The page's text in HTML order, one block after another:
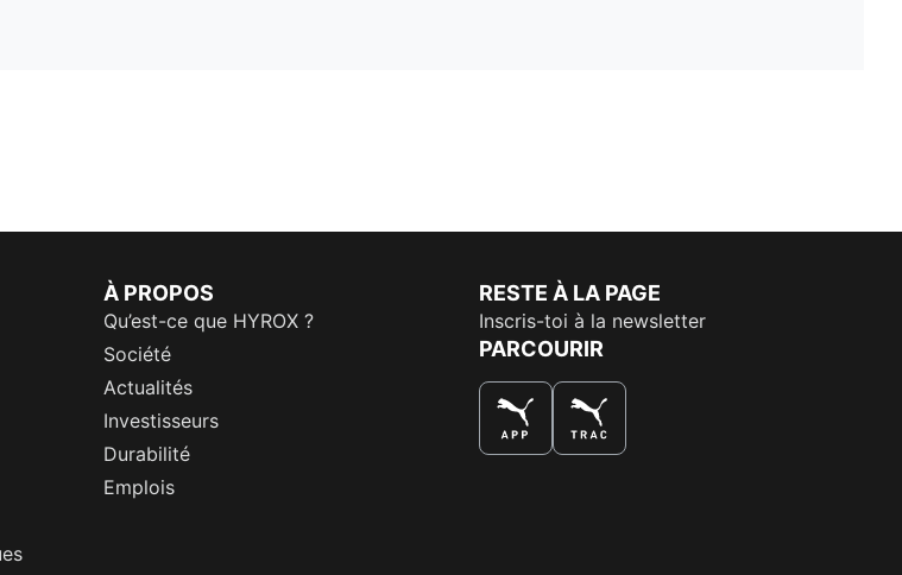
À PROPOS
Qu’est-ce que HYROX ?
Société
Actualités
Investisseurs
Durabilité
Emplois
RESTE À LA PAGE
Inscris-toi à la newsletter
PARCOURIR